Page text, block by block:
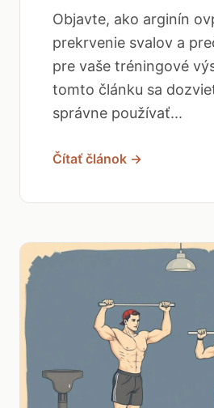
Objavte, ako arginín
prekrvenie svalov a
pre vaše tréningové
tomto článku sa
správne používať...
Čítať článok →